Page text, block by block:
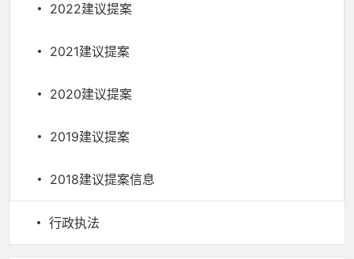
2022建议提案
2021建议提案
2020建议提案
2019建议提案
2018建议提案信息
行政执法